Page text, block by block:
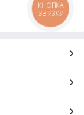
КНОПКА
ЗВ'ЯЗКУ